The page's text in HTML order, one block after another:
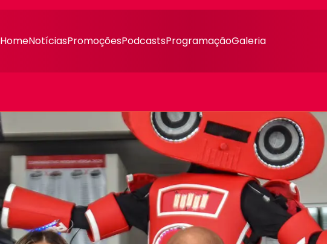
HomeNotíciasPromoçõesPodcastsProgramaçãoGaleria